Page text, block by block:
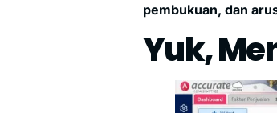
pembukuan, dan
Yuk,